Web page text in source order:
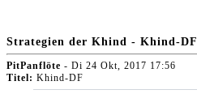
Strategien der Khind - Khind-DF
PitPanflöte - Di 24 Okt, 2017 17:56
Titel: Khind-DF